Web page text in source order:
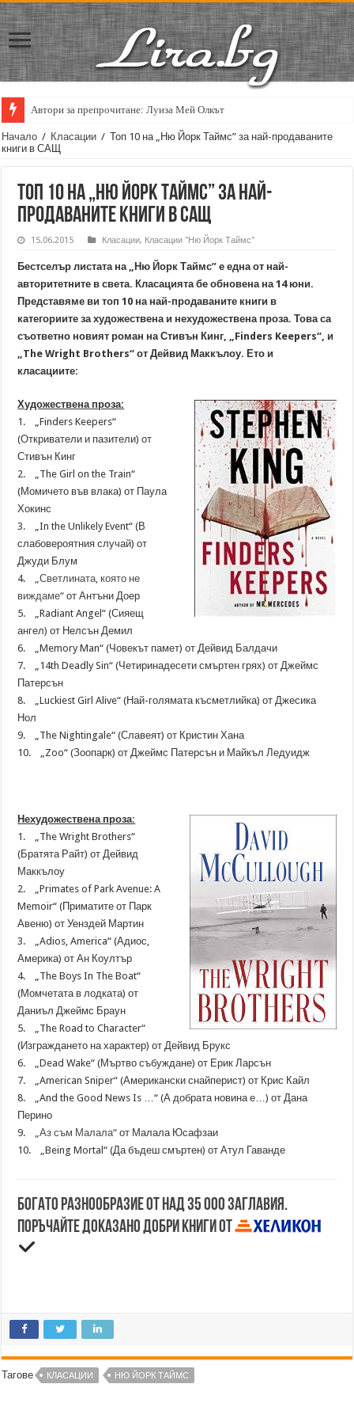
Автори за препрочитане: Луиза Мей Олкът
Начало / Класации / Топ 10 на „Ню Йорк Таймс” за най-продаваните
книги в САЩ
Топ 10 на „Ню Йорк Таймс” за най-
продаваните книги в САЩ
15.06.2015 Класации, Класации "Ню Йорк Таймс"
Бестселър листата на „Ню Йорк Таймс” е една от най-
авторитетните в света. Класацията бе обновена на 14 юни.
Представяме ви топ 10 на най-продаваните книги в
категориите за художествена и нехудожествена проза. Това са
съответно новият роман на Стивън Кинг, „Finders Keepers“, и
„The Wright Brothers“ от Дейвид Маккълоу. Ето и
класациите:
Художествена проза:
1. „Finders Keepers“
(Откриватели и пазители) от
Стивън Кинг
2. „The Girl on the Train“
(Момичето във влака) от Паула
Хокинс
3. „In the Unlikely Event“ (В
слабовероятния случай) от
Джуди Блум
4. „Светлината, която не
виждаме“от Антъни Доер
5. „Radiant Angel“ (Сияещ
ангел) от Нелсън Демил
6. „Memory Man“ (Човекът памет) от Дейвид Балдачи
7. „14th Deadly Sin“ (Четиринадесети смъртен грях) от Джеймс
Патерсън
8. „Luckiest Girl Alive“ (Най-голямата късметлийка) от Джесика
Нол
9. „The Nightingale“ (Славеят) от Кристин Хана
10. „Zoo“ (Зоопарк) от Джеймс Патерсън и Майкъл Ледуидж
Нехудожествена проза:
1. „The Wright Brothers“
(Братята Райт) от Дейвид
Маккълоу
2. „Primates of Park Avenue: A
Memoir“ (Приматите от Парк
Авеню) от Уенздей Мартин
3. „Adios, America“ (Адиос,
Америка) от Ан Коултър
4. „The Boys In The Boat“
(Момчетата в лодката) от
Даниъл Джеймс Браун
5. „The Road to Character“
(Изграждането на характер) от Дейвид Брукс
6. „Dead Wake“ (Мъртво събуждане) от Ерик Ларсън
7. „American Sniper“ (Американски снайперист) от Крис Кайл
8. „And the Good News Is …“ (А добрата новина е…) от Дана
Перино
9. „Аз съм Малала“ от Малала Юсафзаи
10. „Being Mortal“ (Да бъдеш смъртен) от Атул Гаванде
Богато разнообразие от над 35 000 заглавия.
Поръчайте доказано добри книги от
Тагове КЛАСАЦИИ НЮ ЙОРК ТАЙМС